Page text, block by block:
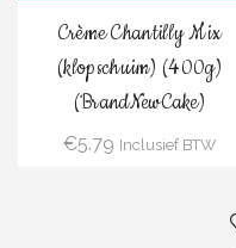
Crème Chantilly Mix
(klopschuim) (400g)
(BrandNewCake)
€5.79 Inclusief BTW